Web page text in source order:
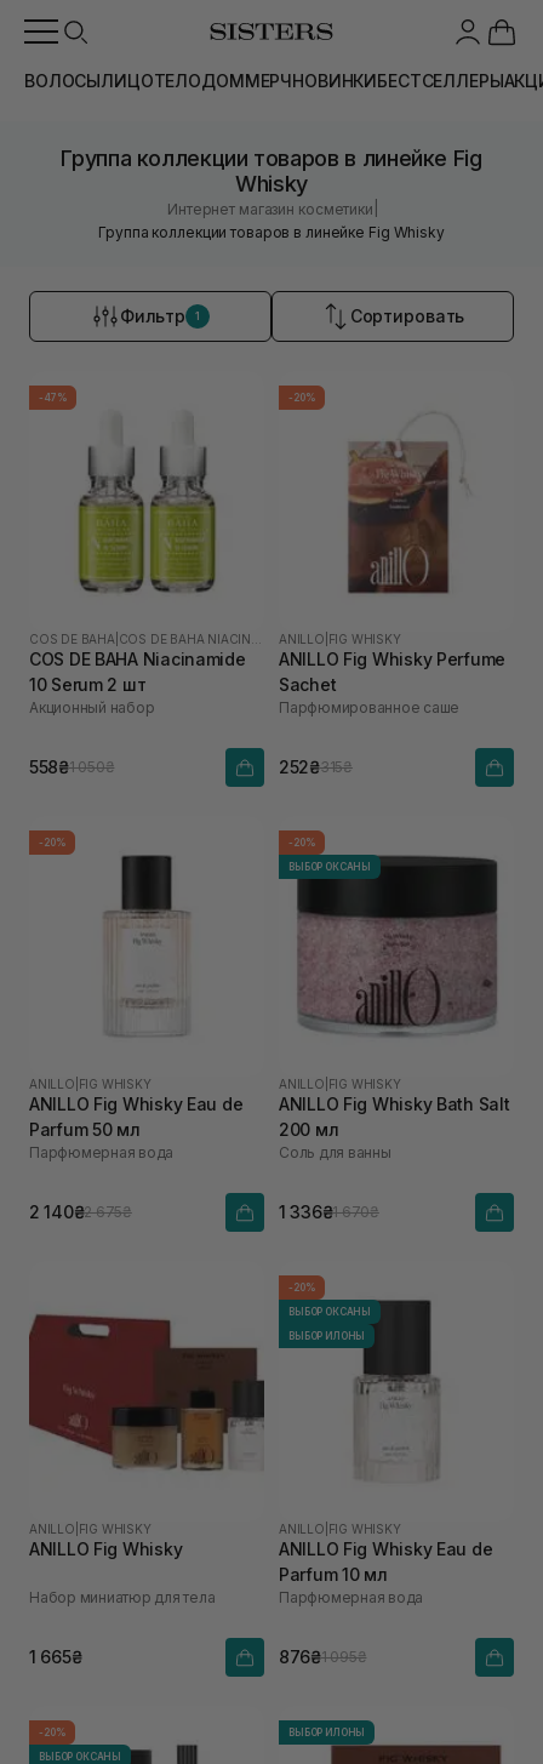
ВОЛОСЫЛИЦОТЕЛОДОММЕРЧНОВИНКИБЕСТСЕЛЛЕРЫ
Группа коллекции товаров в линейке Fig
Whisky
Интернет магазин косметики
Группа коллекции товаров в линейке Fig Whisky
Фильтр 1 Сортировать
-47%
COS DE BAHA
COS DE BAHA Niacinamide
10 Serum 2 шт
Акционный набор
558₴1 050₴
-20%
ANILLO FIG WHISKY
ANILLO Fig Whisky Perfume
Sachet
Парфюмированное саше
252₴315₴
-20%
ANILLO FIG WHISKY
ANILLO Fig Whisky Eau de
Parfum 50 мл
Парфюмерная вода
2 140₴2 675₴
-20%
ВЫБОР ОКСАНЫ
ANILLO FIG WHISKY
ANILLO Fig Whisky Bath Salt
200 мл
Соль для ванны
1 336₴1 670₴
ANILLO FIG WHISKY
ANILLO Fig Whisky
Набор миниатюр для тела
1 665₴
-20%
ВЫБОР ОКСАНЫ
ВЫБОР ИЛОНЫ
ANILLO FIG WHISKY
ANILLO Fig Whisky Eau de
Parfum 10 мл
Парфюмерная вода
876₴1 095₴
-20%
ВЫБОР ОКСАНЫ
ВЫБОР ИЛОНЫ